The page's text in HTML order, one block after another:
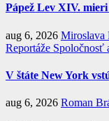
Pápež Lev XIV.
aug 6, 2026 Miroslava
Reportáže Spoločnosť
V štáte New York
aug 6, 2026 Roman